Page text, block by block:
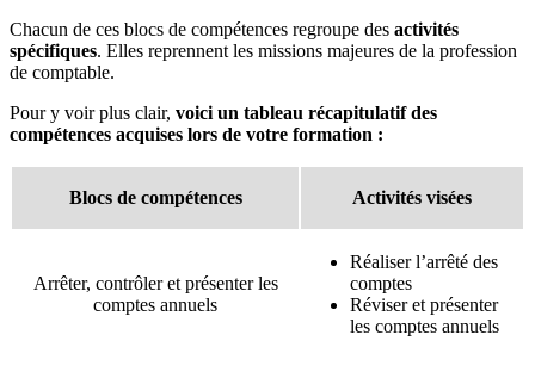
Chacun de ces blocs de compétences regroupe des activités
spécifiques. Elles reprennent les missions majeures de la profession
de comptable.
Pour y voir plus clair, voici un tableau récapitulatif des
compétences acquises lors de votre formation :
Blocs de compétences Activités visées
Arrêter, contrôler et présenter les
comptes annuels
Réaliser l’arrêté des
comptes
Réviser et présenter
les comptes annuels